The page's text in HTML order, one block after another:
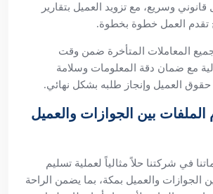
قانوني وسريع، مع تزويد العميل بتقارير
تقدم العمل خطوة بخطوة.
المعاملات المتأخرة ضمن وقت
مع ضمان دقة المعلومات وسلامة
حقوق العميل وإنجاز طلبه بشكل نهائي.
الملفات بين الجوازات والعميل
في شركتنا حلاً مثالياً لعملية تسليم
الجوازات والعميل بمكة، بما يضمن الراحة